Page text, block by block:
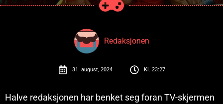
Redaksjonen
31. august, 2024 Kl. 23:27
Halve redaksjonen har benket seg foran TV-skjermen